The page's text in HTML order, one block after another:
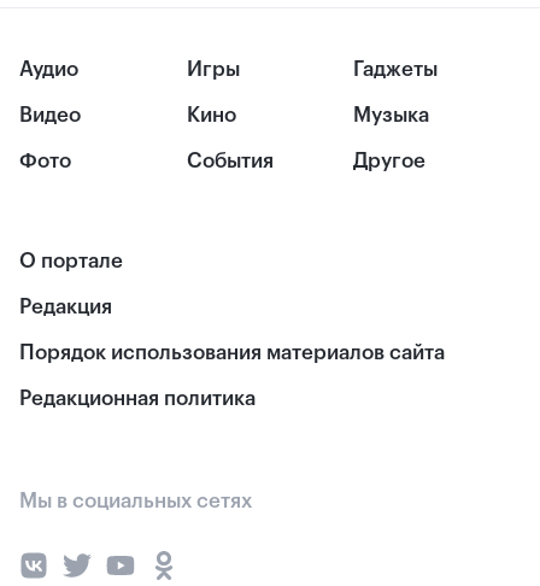
Аудио
Видео
Фото
Игры
Кино
События
Гаджеты
Музыка
Другое
О портале
Редакция
Порядок использования материалов сайта
Редакционная политика
Мы в социальных сетях